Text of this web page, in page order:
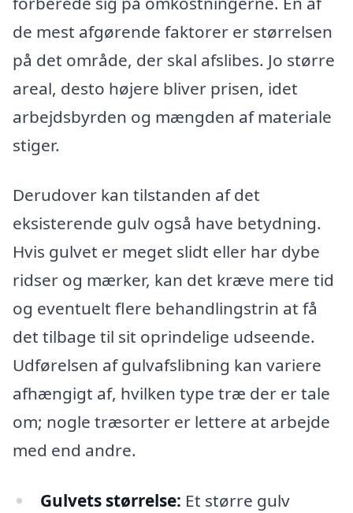
de mest afgørende faktorer er størrelsen
på det område, der skal afslibes. Jo større
areal, desto højere bliver prisen, idet
arbejdsbyrden og mængden af materiale
stiger.
Derudover kan tilstanden af det
eksisterende gulv også have betydning.
Hvis gulvet er meget slidt eller har dybe
ridser og mærker, kan det kræve mere tid
og eventuelt flere behandlingstrin at få
det tilbage til sit oprindelige udseende.
Udførelsen af gulvafslibning kan variere
afhængigt af, hvilken type træ der er tale
om; nogle træsorter er lettere at arbejde
med end andre.
Gulvets størrelse: Et større gulv